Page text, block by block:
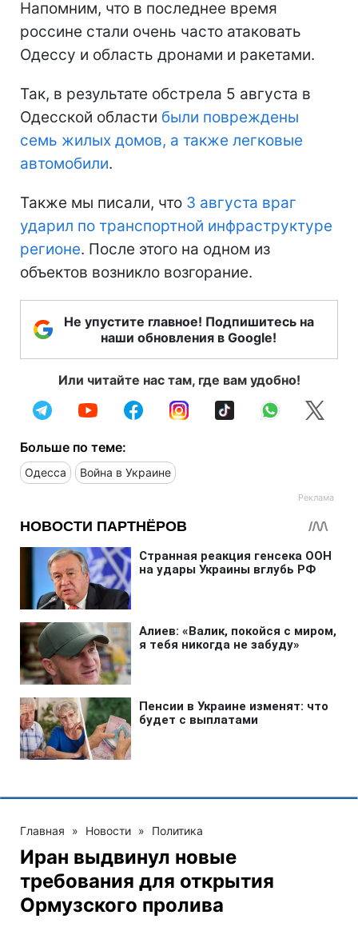
Напомним, что в последнее время
россине стали очень часто атаковать
Одессу и область дронами и ракетами.
Так, в результате обстрела 5 августа в
Одесской области были повреждены
семь жилых домов, а также легковые
автомобили.
Также мы писали, что 3 августа враг
ударил по транспортной инфраструктуре
регионе. После этого на одном из
объектов возникло возгорание.
Не упустите главное! Подпишитесь на
наши обновления в Google!
Или читайте нас там, где вам удобно!
Больше по теме:
Одесса Война в Украине
Главная » Новости » Политика
Иран выдвинул новые
требования для открытия
Ормузского пролива